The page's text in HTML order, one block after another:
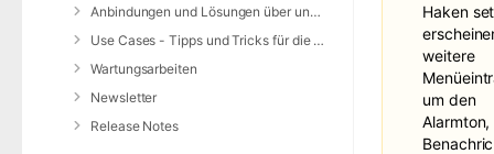
Anbindungen und Lösungen über unsere Web-Schnittstelle (REST-API)
Use Cases - Tipps und Tricks für die Anwendung von DIVERA 24/7
Wartungsarbeiten
Newsletter
Release Notes
Haken
weitere
um den